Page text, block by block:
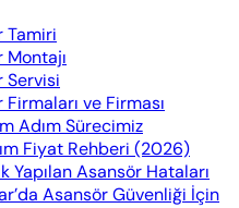
Tamiri
Servisi
ve Firması
Adım Sürecimiz
Fiyat Rehberi (2026)
Yapılan Asansör Hataları
Asansör Güvenliği İçin